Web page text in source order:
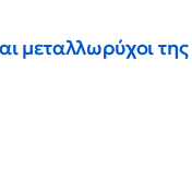
μεταλλωρύχοι